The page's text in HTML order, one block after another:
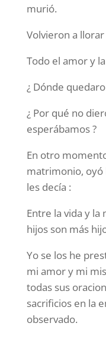
murió.
Volvieron a
Todo el amor y
¿ Dónde
¿ Por qué no
esperábamos ?
En otro
matrimonio, oyó
les decía :
Entre la vida y
hijos son más
Yo se los he
mi amor y mi
todas sus
sacrificios en la
observado.